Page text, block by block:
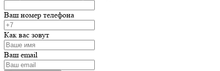
Ваш номер телефона
Как вас зовут
Ваш email